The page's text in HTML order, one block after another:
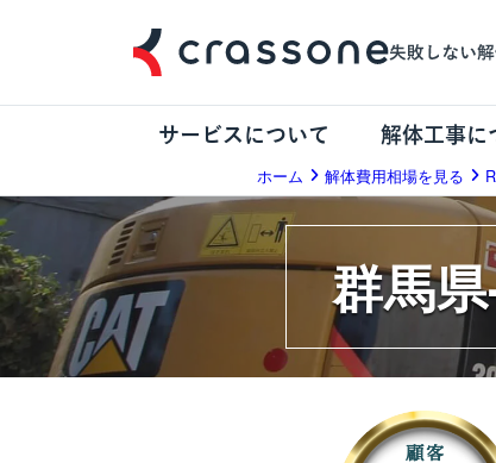
サービスについて 解体工事に
ホーム 解体費用相場を見る
群馬